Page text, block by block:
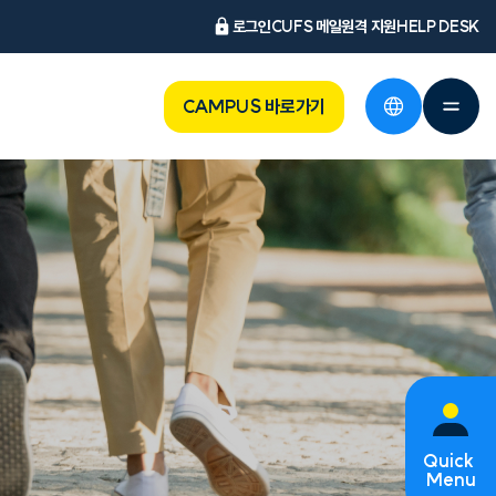
로그인CUFS 메일원격 지원HELP DESK
CAMPUS 바로가기
Quick
Menu